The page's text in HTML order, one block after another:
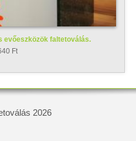
evőeszközök faltetoválás.
Ft
2026